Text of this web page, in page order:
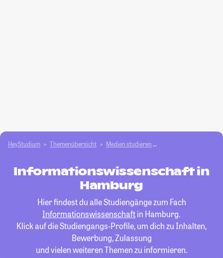
HeyStudium Themenübersicht Medien studieren
Informationswissenschaft in
Hamburg
Hier findest du alle Studiengänge zum Fach
Informationswissenschaftin Hamburg.
Klick auf die Studiengangs-Profile, um dich zu Inhalten,
Bewerbung, Zulassung
und vielen weiteren Themen zu informieren.